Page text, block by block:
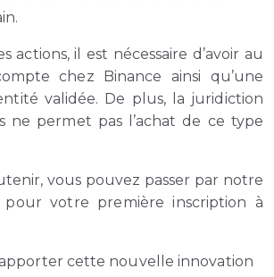
actions, il est nécessaire d’avoir au
chez Binance ainsi qu’une
validée. De plus, la juridiction
ne permet pas l’achat de ce type
vous pouvez passer par notre
pour votre première inscription à
cette nouvelle innovation